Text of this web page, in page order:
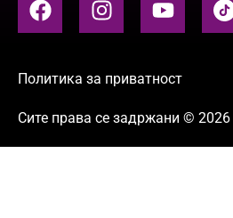
Политика за приватност
Сите права се задржани ©